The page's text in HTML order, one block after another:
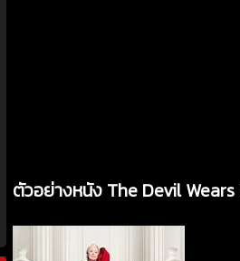
ตัวอย่างหนัง The Devil